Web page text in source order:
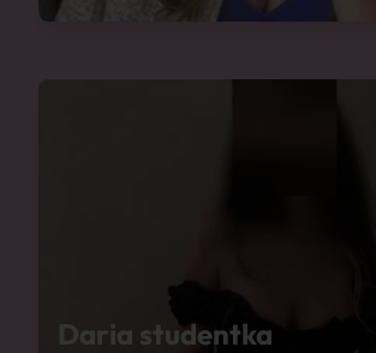
Daria studentka